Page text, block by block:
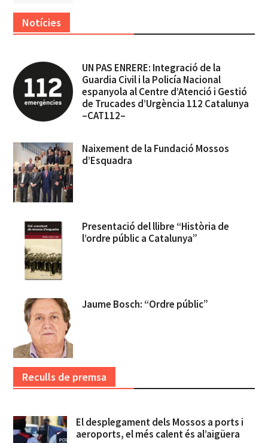
Notícies
UN PAS ENRERE: Integració de la
Guardia Civil i la Policía Nacional
espanyola al Centre d’Atenció i Gestió
de Trucades d’Urgència 112 Catalunya
–CAT112–
Naixement de la Fundació Mossos
d’Esquadra
Presentació del llibre “Història de
l’ordre públic a Catalunya”
Jaume Bosch: “Ordre públic”
Reculls de premsa
El desplegament dels Mossos a ports i
aeroports, el més calent és al’aigüera